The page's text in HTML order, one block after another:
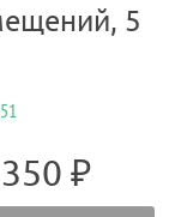
5
350 ₽